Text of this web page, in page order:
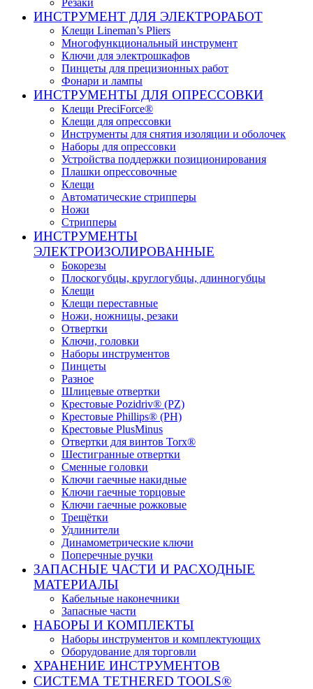
Резаки
ИНСТРУМЕНТ ДЛЯ ЭЛЕКТРОРАБОТ
Клещи Lineman’s Pliers
Многофункциональный инструмент
Ключи для электрошкафов
Пинцеты для прецизионных работ
Фонари и лампы
ИНСТРУМЕНТЫ ДЛЯ ОПРЕССОВКИ
Клещи PreciForce®
Клещи для опрессовки
Инструменты для снятия изоляции и оболочек
Наборы для опрессовки
Устройства поддержки позиционирования
Плашки опрессовочные
Клещи
Автоматические стрипперы
Ножи
Стрипперы
ИНСТРУМЕНТЫ
ЭЛЕКТРОИЗОЛИРОВАННЫЕ
Бокорезы
Плоскогубцы, круглогубцы, длинногубцы
Клещи
Клещи переставные
Ножи, ножницы, резаки
Отвертки
Ключи, головки
Наборы инструментов
Пинцеты
Разное
Шлицевые отвертки
Крестовые Pozidriv® (PZ)
Крестовые Phillips® (PH)
Крестовые PlusMinus
Отвертки для винтов Torx®
Шестигранные отвертки
Сменные головки
Ключи гаечные накидные
Ключи гаечные торцовые
Ключи гаечные рожковые
Трещётки
Удлинители
Динамометрические ключи
Поперечные ручки
ЗАПАСНЫЕ ЧАСТИ И РАСХОДНЫЕ
МАТЕРИАЛЫ
Кабельные наконечники
Запасные части
НАБОРЫ И КОМПЛЕКТЫ
Наборы инструментов и комплектующих
Оборудование для торговли
ХРАНЕНИЕ ИНС­ТРУ­МЕН­ТОВ
СИСТЕМА TETHERED TOOLS®